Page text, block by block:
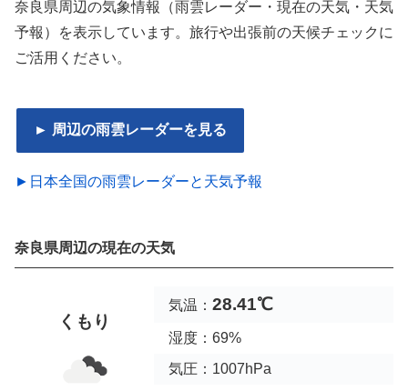
奈良県周辺の気象情報（雨雲レーダー・現在の天気・天気
予報）を表示しています。旅行や出張前の天候チェックに
ご活用ください。
► 周辺の雨雲レーダーを見る
►日本全国の雨雲レーダーと天気予報
奈良県周辺の現在の天気
くもり
気温： 28.41℃
湿度：69%
気圧：1007hPa